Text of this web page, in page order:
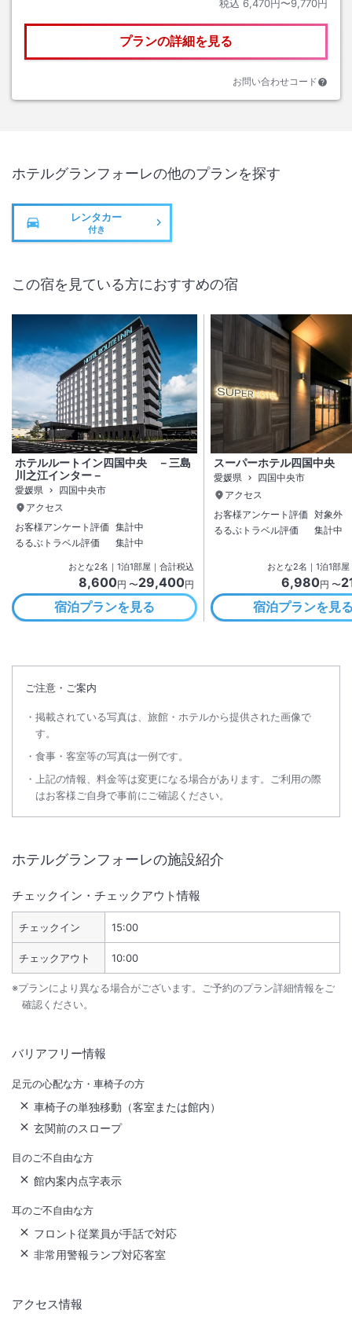
税込 6,470円〜9,770円
プランの詳細を見る
お問い合わせコード
ホテルグランフォーレの他のプランを探す
レンタカー
付き
この宿を見ている方におすすめの宿
ホテルルートイン四国中央 －三島
川之江インター－
愛媛県
四国中央市
アクセス
お客様アンケート評価 集計中
るるぶトラベル評価
集計中
おとな2名 ｜ 1泊1部屋｜合計税込
8,600円 〜29,400円
宿泊プランを見る
スーパーホテル四国中央
愛媛県
四国中央市
アクセス
お客様アンケート評価 対象外
るるぶトラベル評価
集計中
おとな2名 ｜ 1泊1部屋
6,980円 〜
宿泊プランを見
ご注意・ご案内
掲載されている写真は、旅館・ホテルから提供された画像で
す。
食事・客室等の写真は一例です。
上記の情報、料金等は変更になる場合があります。ご利用の際
はお客様ご自身で事前にご確認ください。
ホテルグランフォーレの施設紹介
チェックイン・チェックアウト情報
チェックイン 15:00
チェックアウト 10:00
※プランにより異なる場合がございます。ご予約のプラン詳細情報をご
確認ください。
バリアフリー情報
足元の心配な方・車椅子の方
車椅子の単独移動（客室または館内）
玄関前のスロープ
目のご不自由な方
館内案内点字表示
耳のご不自由な方
フロント従業員が手話で対応
非常用警報ランプ対応客室
アクセス情報